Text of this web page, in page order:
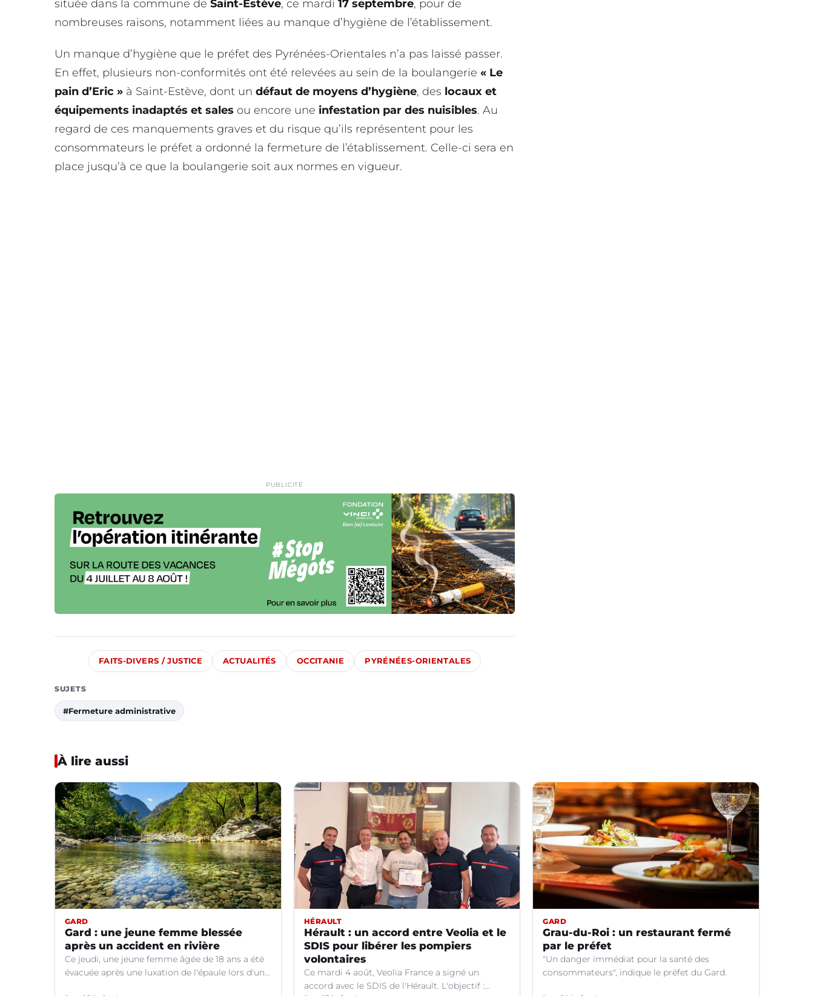
située dans la commune de Saint-Estève, ce mardi 17 septembre, pour de
nombreuses raisons, notamment liées au manque d’hygiène de l’établissement.
Un manque d’hygiène que le préfet des Pyrénées-Orientales n’a pas laissé passer.
En effet, plusieurs non-conformités ont été relevées au sein de la boulangerie « Le
pain d’Eric » à Saint-Estève, dont un défaut de moyens d’hygiène, des locaux et
équipements inadaptés et sales ou encore une infestation par des nuisibles. Au
regard de ces manquements graves et du risque qu’ils représentent pour les
consommateurs le préfet a ordonné la fermeture de l’établissement. Celle-ci sera en
place jusqu’à ce que la boulangerie soit aux normes en vigueur.
PUBLICITÉ
FAITS-DIVERS / JUSTICE ACTUALITÉS OCCITANIE PYRÉNÉES-ORIENTALES
SUJETS
#Fermeture administrative
À lire aussi
GARD
Gard : une jeune femme blessée
après un accident en rivière
Ce jeudi, une jeune femme âgée de 18 ans a été
évacuée après une luxation de l'épaule lors d'un
HÉRAULT
Hérault : un accord entre Veolia et le
SDIS pour libérer les pompiers
volontaires
Ce mardi 4 août, Veolia France a signé un
accord avec le SDIS de l'Hérault. L'objectif :
GARD
Grau-du-Roi : un restaurant fermé
par le préfet
"Un danger immédiat pour la santé des
consommateurs", indique le préfet du Gard.